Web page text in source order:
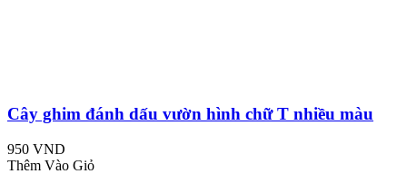
Cây ghim đánh dấu vườn hình chữ T nhiều màu
950 VND
Thêm Vào Giỏ